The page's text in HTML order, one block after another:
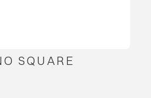
SQUARE